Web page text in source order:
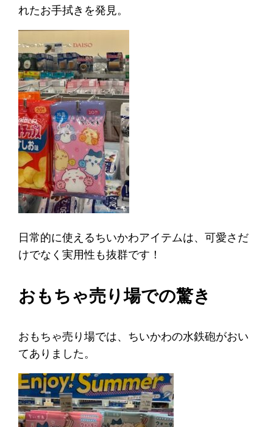
れたお手拭きを発見。
日常的に使えるちいかわアイテムは、可愛さだ
けでなく実用性も抜群です！
おもちゃ売り場での驚き
おもちゃ売り場では、ちいかわの水鉄砲がおい
てありました。